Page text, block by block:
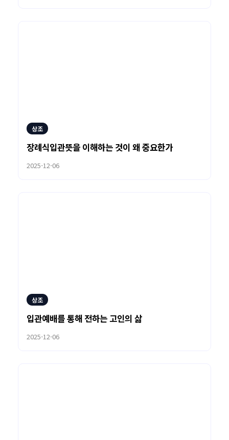
상조
장례식입관뜻을 이해하는 것이 왜 중요한가
2025-12-06
상조
입관예배를 통해 전하는 고인의 삶
2025-12-06